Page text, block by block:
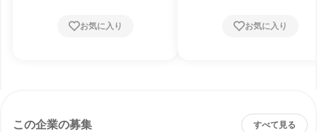
お気に入り お気に入り
この企業の募集 すべて見る